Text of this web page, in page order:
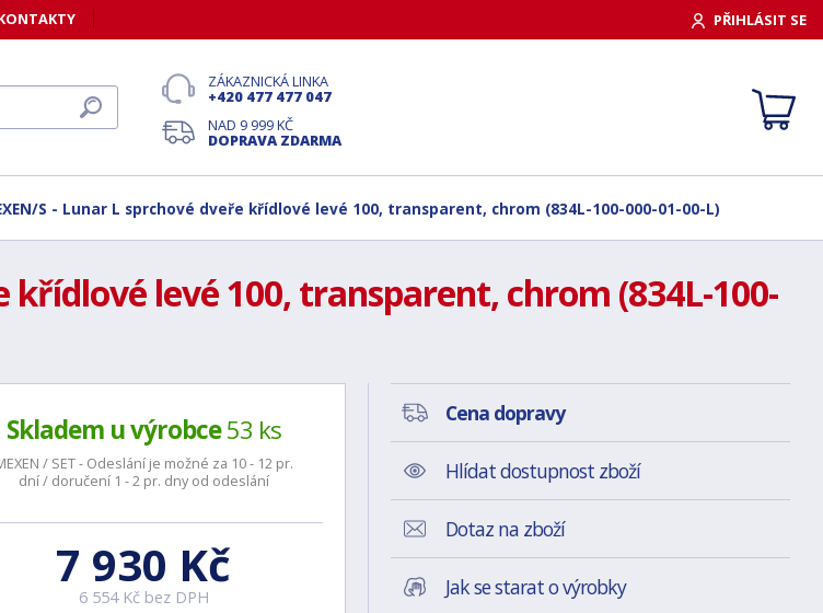
PŘIHLÁSIT SE
ZÁKAZNICKÁ LINKA
+420 477 477 047
NAD 9 999 KČ
DOPRAVA ZDARMA
S - Lunar L sprchové dveře křídlové levé 100, transparent, chrom (834L-100-000-01-00-L)
křídlové levé 100, transparent, chrom (834L-100-
Skladem u výrobce53 ks
/ SET - Odeslání je možné za 10 - 12 pr.
dní / doručení 1 - 2 pr. dny od odeslání
7 930 Kč
6 554 Kč bez DPH
Cena dopravy
Hlídat dostupnost zboží
Dotaz na zboží
Jak se starat o výrobky